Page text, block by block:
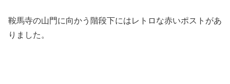
鞍馬寺の山門に向かう階段下にはレトロな赤いポストがあ
りました。